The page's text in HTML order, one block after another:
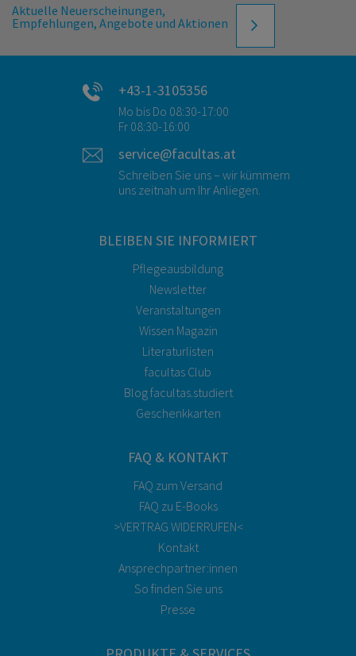
Aktuelle Neuerscheinungen,
Empfehlungen, Angebote und Aktionen
+43-1-3105356
Mo bis Do 08:30-17:00
Fr 08:30-16:00
service@facultas.at
Schreiben Sie uns – wir kümmern
uns zeitnah um Ihr Anliegen.
BLEIBEN SIE INFORMIERT
Pflegeausbildung
Newsletter
Veranstaltungen
Wissen Magazin
Literaturlisten
facultas Club
Blog facultas.studiert
Geschenkkarten
FAQ & KONTAKT
FAQ zum Versand
FAQ zu E-Books
>VERTRAG WIDERRUFEN<
Kontakt
Ansprechpartner:innen
So finden Sie uns
Presse